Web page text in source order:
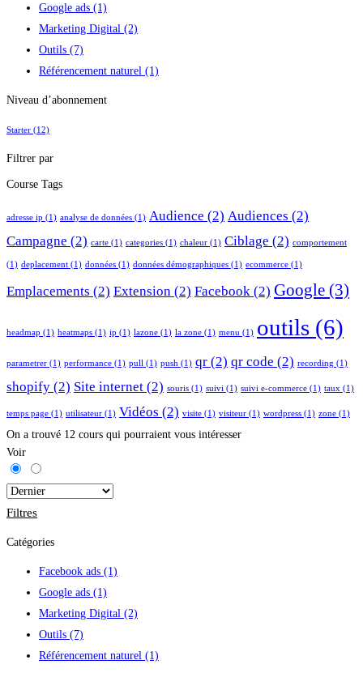
Google ads (1)
Marketing Digital (2)
Outils (7)
Référencement naturel (1)
Niveau d’abonnement
Starter (12)
Filtrer par
Course Tags
adresse ip (1) analyse de données (1) Audience (2) Audiences (2)
Campagne (2) carte (1) categories (1) chaleur (1) Ciblage (2) comportement
(1) deplacement (1) données (1) données démographiques (1) ecommerce (1)
Emplacements (2) Extension (2) Facebook (2) Google (3)
headmap (1) heatmaps (1) ip (1) lazone (1) la zone (1) menu (1) outils (6)
parametrer (1) performance (1) pull (1) push (1) qr (2) qr code (2) recording (1)
shopify (2) Site internet (2) souris (1) suivi (1) suivi e-commerce (1) taux (1)
temps page (1) utilisateur (1) Vidéos (2) visite (1) visiteur (1) wordpress (1) zone (1)
On a trouvé 12 cours qui pourraient vous intéresser
Voir
Filtres
Catégories
Facebook ads (1)
Google ads (1)
Marketing Digital (2)
Outils (7)
Référencement naturel (1)